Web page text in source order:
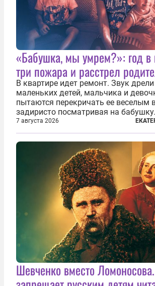
«Бабушка, мы умрем?»: год в
три пожара и расстрел
В квартире идет ремонт. Звук
маленьких детей, мальчика и
пытаются перекричать ее веселым
задиристо посматривая на
им замечание, но внуки чувствуют,
сердится невсерьез. И это правда:
сверлит противно, но всё...
7 августа 2026
Шевченко вместо